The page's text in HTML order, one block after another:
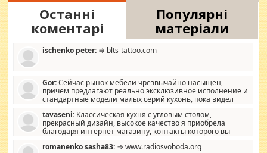
Останні
коментарі
Популярні
матеріали
ischenko peter: ⇒ blts-tattoo.com
Gor:Сейчас рынок мебели чрезвычайно насыщен,
причем предлагают реально эксклюзивное исполнение и
стандартные модели малых серий кухонь, пока видел
стандартные формы, в MebelOk, креативненько и что главное -
со вкусом все в порядке, без ненужных наворотов удорожающих
мебель, а это не последний фактор.
tavaseni: Классическая кухня с угловым столом,
прекрасный дизайн, высокое качество я приобрела
благодаря интернет магазину, контакты которого вы
romanenko sasha83: ⇒ www.radiosvoboda.org